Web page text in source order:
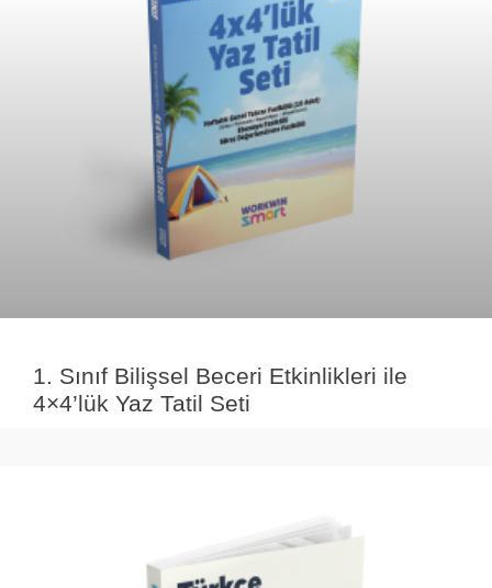
1. Sınıf Bilişsel Beceri Etkinlikleri ile
4×4’lük Yaz Tatil Seti